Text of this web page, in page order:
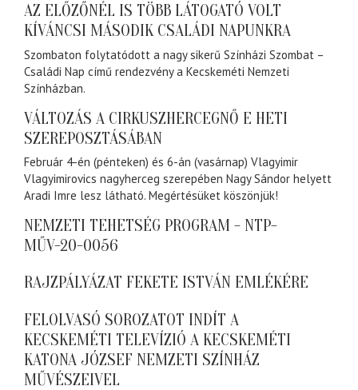
AZ ELŐZŐNÉL IS TÖBB LÁTOGATÓ VOLT
KÍVÁNCSI MÁSODIK CSALÁDI NAPUNKRA
Szombaton folytatódott a nagy sikerű Színházi Szombat –
Családi Nap című rendezvény a Kecskeméti Nemzeti
Színházban.
VÁLTOZÁS A CIRKUSZHERCEGNŐ E HETI
SZEREPOSZTÁSÁBAN
Február 4-én (pénteken) és 6-án (vasárnap) Vlagyimir
Vlagyimirovics nagyherceg szerepében Nagy Sándor helyett
Aradi Imre lesz látható. Megértésüket köszönjük!
NEMZETI TEHETSÉG PROGRAM - NTP-
MŰV-20-0056
RAJZPÁLYÁZAT FEKETE ISTVÁN EMLÉKÉRE
FELOLVASÓ SOROZATOT INDÍT A
KECSKEMÉTI TELEVÍZIÓ A KECSKEMÉTI
KATONA JÓZSEF NEMZETI SZÍNHÁZ
MŰVÉSZEIVEL